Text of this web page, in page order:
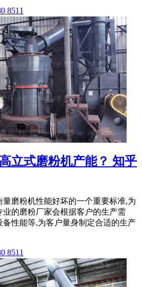
8511
立式磨粉机产能？ 知乎
量磨粉机性能好坏的一个重要标准,为
业的磨粉厂家会根据客户的生产需
备性能等,为客户量身制定合适的生产
8511